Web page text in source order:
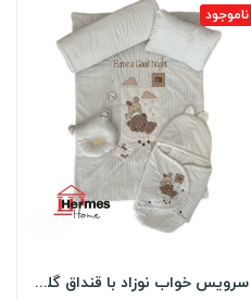
ناموجود
سرویس خواب نوزاد با قنداق گلدوزی مادرکر...